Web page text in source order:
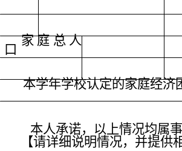
家庭总人
口
本学年学校认定的家庭经济
本人承诺，以上情况均属
【请详细说明情况，并提供